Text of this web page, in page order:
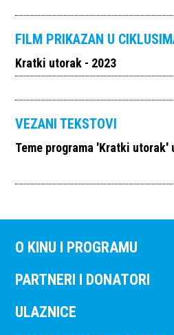
FILM PRIKAZAN U
Kratki utorak - 2023
VEZANI TEKSTOVI
Teme programa 'Kratki utorak'
O KINU I PROGRAMU
PARTNERI I DONATORI
ULAZNICE